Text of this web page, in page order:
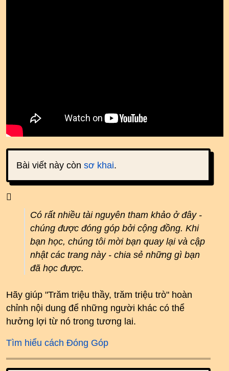
Bài viết này còn sơ khai.
Có rất nhiều tài nguyên tham khảo ở đây -
chúng được đóng góp bởi cộng đồng. Khi
bạn học, chúng tôi mời bạn quay lại và cập
nhật các trang này - chia sẻ những gì bạn
đã học được.
Hãy giúp "Trăm triệu thầy, trăm triệu trò" hoàn
chỉnh nội dung để những người khác có thể
hưởng lợi từ nó trong tương lai.
Tìm hiểu cách Đóng Góp